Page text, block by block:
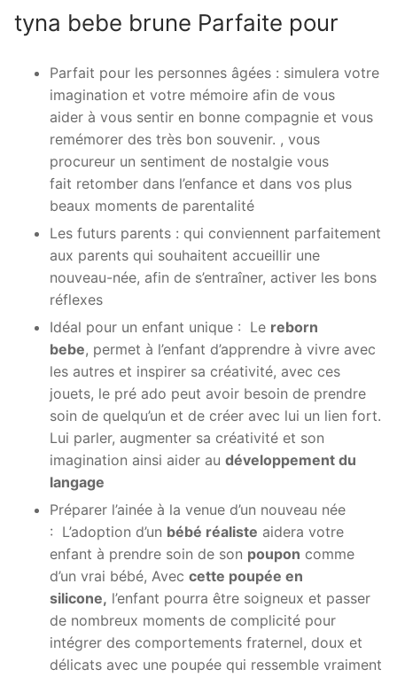
tyna bebe brune Parfaite pour
Parfait pour les personnes âgées : simulera votre
imagination et votre mémoire afin de vous
aider à vous sentir en bonne compagnie et vous
remémorer des très bon souvenir. , vous
procureur un sentiment de nostalgie vous
fait retomber dans l’enfance et dans vos plus
beaux moments de parentalité
Les futurs parents : qui conviennent parfaitement
aux parents qui souhaitent accueillir une
nouveau-née, afin de s’entraîner, activer les bons
réflexes
Idéal pour un enfant unique : Le reborn
bebe, permet à l’enfant d’apprendre à vivre avec
les autres et inspirer sa créativité, avec ces
jouets, le pré ado peut avoir besoin de prendre
soin de quelqu’un et de créer avec lui un lien fort.
Lui parler, augmenter sa créativité et son
imagination ainsi aider au développement du
langage
Préparer l’ainée à la venue d’un nouveau née
: L’adoption d’un bébé réaliste aidera votre
enfant à prendre soin de son poupon comme
d’un vrai bébé, Avec cette poupée en
silicone, l’enfant pourra être soigneux et passer
de nombreux moments de complicité pour
intégrer des comportements fraternel, doux et
délicats avec une poupée qui ressemble vraiment